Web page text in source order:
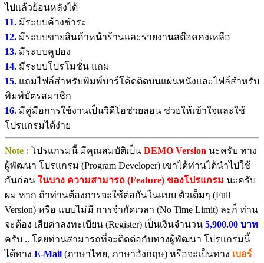
ไปแล้วย้อนหลังได้
11. มีระบบค้างชำระ
12. มีระบบขายสินค้าหน้าร้านและรายงานสต๊อคคงเหลือ
13. มีระบบคูปอง
14. มีระบบโปรโมชั่น แถม
15. แถมไฟล์สำหรับพิมพ์บาร์โค้ดติดบนแผ่นหนังและไฟล์สำหรับ
พิมพ์บัตรสมาชิก
16. มีคู่มือการใช้งานเป็นวิดีโอช่วยสอน ช่วยให้เข้าใจและใช้
โปรแกรมได้ง่าย
Note : โปรแกรมนี้ มีคุณสมบัติเป็น DEMO Version นะครับ ทาง
ผู้พัฒนา โปรแกรม (Program Developer) เขาได้ท่านได้นำไปใช้
กันก่อน ในบาง ความสามารถ (Feature) ของโปรแกรม นะครับ
ผม หาก ถ้าท่านต้องการจะใช้ต่อกันในแบบ ตัวเต็มๆ (Full
Version) หรือ แบบไม่มี การจำกัดเวลา (No Time Limit) ละก็ ท่าน
จะต้อง เสียค่าลงทะเบียน (Register) เป็นเงินจำนวน 5,900.00 บาท
ครับ .. โดยท่านสามารถที่จะติดต่อกับทางผู้พัฒนา โปรแกรมนี้
ได้ทาง E-Mail (ภาษาไทย, ภาษาอังกฤษ) หรือจะเป็นทาง เบอร์